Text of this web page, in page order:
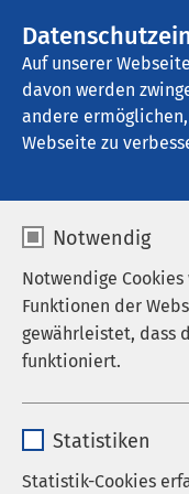
Auf unserer
davon werden
andere
Webseite zu
Notwendig
Notwendige
Funktionen der
gewährleistet, dass
funktioniert.
Anbieter
Statistiken
Statistik-Cookies
AMEOS Klinikum
junger
Das Zentrum für
Menschen ist mit
Jugendpsychiatrie
spezialisiert auf